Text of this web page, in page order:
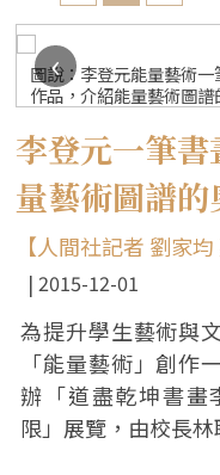
圖說：李登元能量藝術
作品，介紹能量藝術圖
‹
李登元一筆
量藝術圖譜的
【人間社記者 劉家
2015-12-01
為提升學生藝術與
「能量藝術」創作
辦「道盡乾坤書
限」展覽，由校長